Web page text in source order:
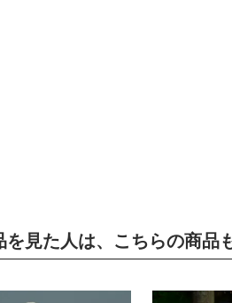
を見た人は、こちらの商品